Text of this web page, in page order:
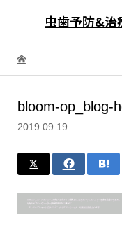
虫歯予防&治
bloom-op_blog-
2019.09.19